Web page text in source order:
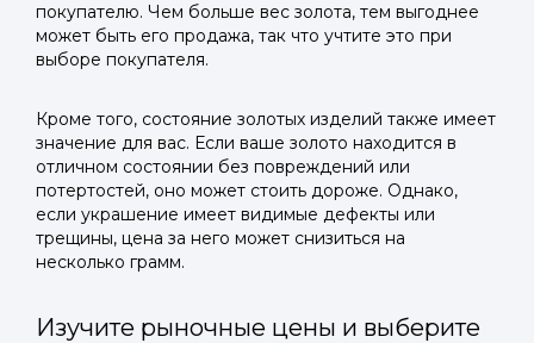
покупателю. Чем больше вес золота, тем выгоднее
может быть его продажа, так что учтите это при
выборе покупателя.
Кроме того, состояние золотых изделий также имеет
значение для вас. Если ваше золото находится в
отличном состоянии без повреждений или
потертостей, оно может стоить дороже. Однако,
если украшение имеет видимые дефекты или
трещины, цена за него может снизиться на
несколько грамм.
Изучите рыночные цены и выберите